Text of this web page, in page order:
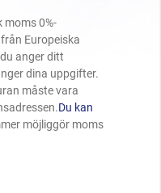
0%-
Europeiska
anger ditt
dina uppgifter.
måste vara
Du kan
möjliggör moms